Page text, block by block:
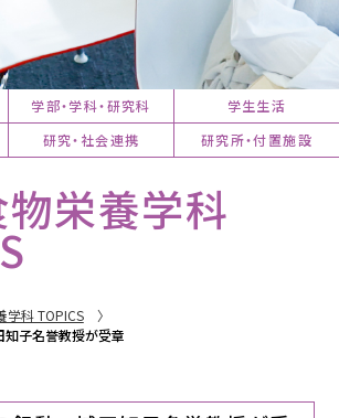
学部・学科・研究科
学生生活
研究・社会連携 研究所・付置施設
栄養学科
学科 TOPICS
子名誉教授が受章